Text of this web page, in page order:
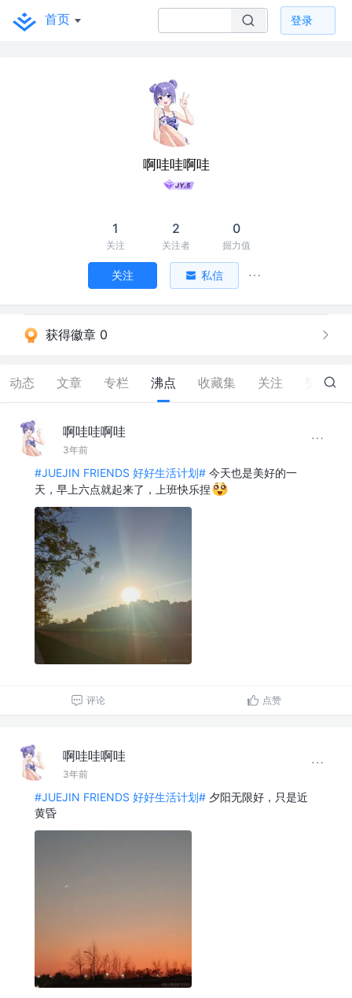
首页 登录
啊哇哇啊哇
1
关注
2
关注者
0
掘力值
关注 私信
获得徽章 0
动态 文章 专栏 沸点 收藏集 关注 0
啊哇哇啊哇
3年前
#JUEJIN FRIENDS 好好生活计划# 今天也是美好的一
天，早上六点就起来了，上班快乐捏
评论 点赞
啊哇哇啊哇
3年前
#JUEJIN FRIENDS 好好生活计划# 夕阳无限好，只是近
黄昏